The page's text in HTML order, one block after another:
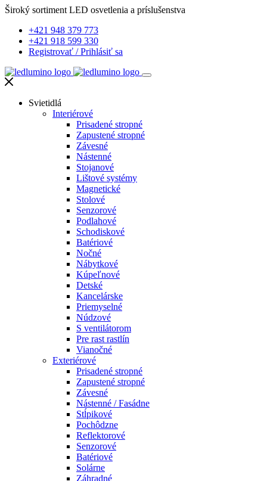
Široký sortiment LED osvetlenia a príslušenstva
+421 948 379 773
+421 918 599 330
Registrovať /Prihlásiť sa
Svietidlá
Interiérové
Prisadené stropné
Zapustené stropné
Závesné
Nástenné
Stojanové
Lištové systémy
Magnetické
Stolové
Senzorové
Podlahové
Schodiskové
Batériové
Nočné
Nábytkové
Kúpeľnové
Detské
Kancelárske
Priemyselné
Núdzové
S ventilátorom
Pre rast rastlín
Vianočné
Exteriérové
Prisadené stropné
Zapustené stropné
Závesné
Nástenné / Fasádne
Stĺpikové
Pochôdzne
Reflektorové
Senzorové
Batériové
Solárne
Záhradné